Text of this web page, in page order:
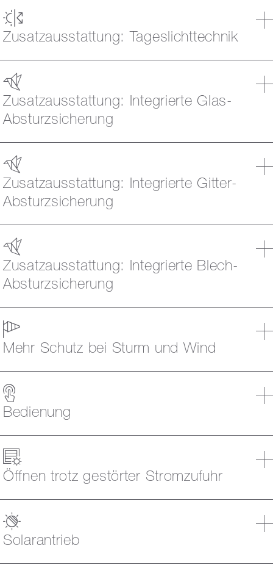
Zusatzausstattung: Tageslichttechnik
Zusatzausstattung: Integrierte Glas-
Absturzsicherung
Zusatzausstattung: Integrierte Gitter-
Absturzsicherung
Zusatzausstattung: Integrierte Blech-
Absturzsicherung
Mehr Schutz bei Sturm und Wind
Bedienung
Öffnen trotz gestörter Stromzufuhr
Solarantrieb